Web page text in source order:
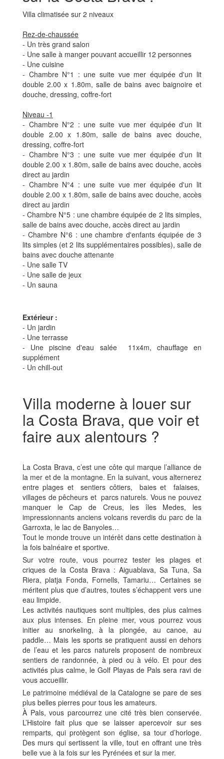
Villa climatisée sur 2 niveaux
Rez-de-chaussée
- Un très grand salon
- Une salle à manger pouvant accueillir 12 personnes
- Une cuisine
- Chambre N°1 : une suite vue mer équipée d'un lit
double 2.00 x 1.80m, salle de bains avec baignoire et
douche, dressing, coffre-fort
Niveau -1
- Chambre N°2 : une suite vue mer équipée d'un lit
double 2.00 x 1.80m, salle de bains avec douche,
dressing, coffre-fort
- Chambre N°3 : une suite vue mer équipée d'un lit
double 2.00 x 1.80m, salle de bains avec douche, accès
direct au jardin
- Chambre N°4 : une suite vue mer équipée d'un lit
double 2.00 x 1.80m, salle de bains avec douche, accès
direct au jardin
- Chambre N°5 : une chambre équipée de 2 lits simples,
salle de bains avec douche, accès direct au jardin
- Chambre N°6 : une chambre d'enfants équipée de 3
lits simples (et 2 lits supplémentaires possibles), salle de
bains avec douche attenante
- Une salle TV
- Une salle de jeux
- Un sauna
Extérieur :
- Un jardin
- Une terrasse
- Une piscine d'eau salée 11x4m, chauffage en
supplément
- Un chill-out
Villa moderne à louer sur
la Costa Brava, que voir et
faire aux alentours ?
La Costa Brava, c’est une côte qui marque l’alliance de
la mer et de la montagne. En la suivant, vous alternerez
entre plages et sentiers côtiers, baies et falaises,
villages de pêcheurs et parcs naturels. Vous ne pouvez
manquer le Cap de Creus, les îles Medes, les
impressionnants anciens volcans reverdis du parc de la
Garroxta, le lac de Banyoles…
Tout le monde trouve un intérêt dans cette destination à
la fois balnéaire et sportive.
Sur votre route, vous pourrez tester les plages et
criques de la Costa Brava : Aiguablava, Sa Tuna, Sa
Riera, platja Fonda, Fornells, Tamariu… Certaines se
méritent plus que d’autres, toutes s’échappent vers une
eau limpide.
Les activités nautiques sont multiples, des plus calmes
aux plus intenses. En pleine mer, vous pourrez vous
initier au snorkeling, à la plongée, au canoe, au
paddle… Mais les sports se pratiquent aussi en dehors
de l’eau et les parcs naturels proposent de nombreux
sentiers de randonnée, à pied ou à vélo. Et pour des
activités plus calme, le Golf Playas de Pals sera ravi de
vous accueillir.
Le patrimoine médiéval de la Catalogne se pare de ses
plus belles pierres pour tous les amateurs.
À Pals, vous parcourrez une cité très bien conservée.
L’Histoire fait plus que se laisser apercevoir sur ses
remparts, qui protègent son église, sa tour d’horloge.
Des murs qui sertissent la ville, tout en offrant une très
belle vue à la fois sur les Pyrénées et sur la mer.